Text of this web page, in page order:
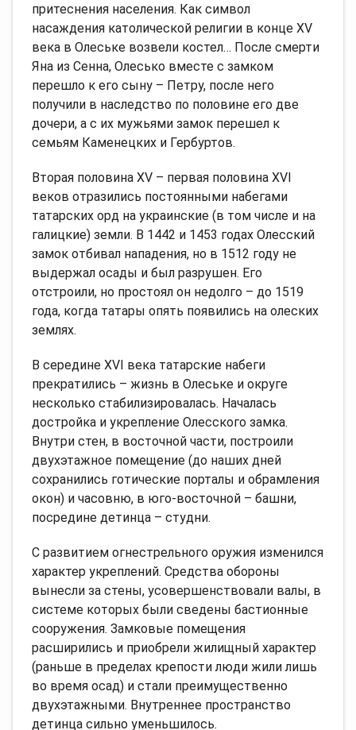
притеснения населения. Как символ
насаждения католической религии в конце XV
века в Олеське возвели костел… После смерти
Яна из Сенна, Олесько вместе с замком
перешло к его сыну – Петру, после него
получили в наследство по половине его две
дочери, а с их мужьями замок перешел к
семьям Каменецких и Гербуртов.
Вторая половина XV – первая половина XVI
веков отразились постоянными набегами
татарских орд на украинские (в том числе и на
галицкие) земли. В 1442 и 1453 годах Олесский
замок отбивал нападения, но в 1512 году не
выдержал осады и был разрушен. Его
отстроили, но простоял он недолго – до 1519
года, когда татары опять появились на олеских
землях.
В середине XVI века татарские набеги
прекратились – жизнь в Олеське и округе
несколько стабилизировалась. Началась
достройка и укрепление Олесского замка.
Внутри стен, в восточной части, построили
двухэтажное помещение (до наших дней
сохранились готические порталы и обрамления
окон) и часовню, в юго-восточной – башни,
посредине детинца – студни.
С развитием огнестрельного оружия изменился
характер укреплений. Средства обороны
вынесли за стены, усовершенствовали валы, в
системе которых были сведены бастионные
сооружения. Замковые помещения
расширились и приобрели жилищный характер
(раньше в пределах крепости люди жили лишь
во время осад) и стали преимущественно
двухэтажными. Внутреннее пространство
детинца сильно уменьшилось.